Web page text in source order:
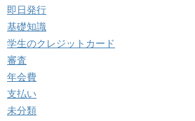
即日発行
基礎知識
学生のクレジットカード
審査
年会費
支払い
未分類